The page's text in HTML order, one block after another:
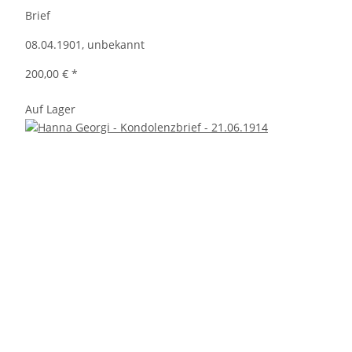
Brief
08.04.1901, unbekannt
200,00 € *
Auf Lager